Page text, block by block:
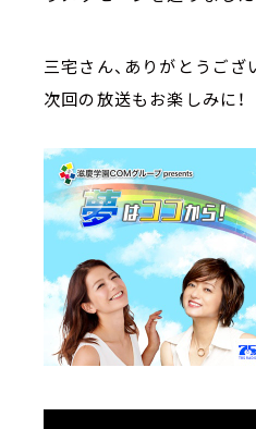
三宅さん、ありがとうござ
次回の放送もお楽しみに！